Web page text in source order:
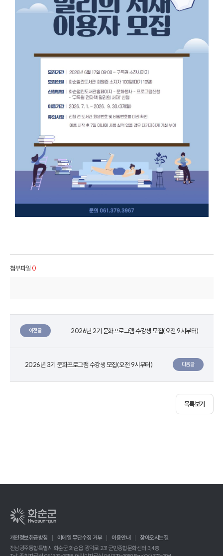
첨부파일 0
이전글 2026년 2기 문화프로그램 수강생 모집(오전 9시부터)
다음글
2026년 3기 문화프로그램 수강생 모집(오전 9시부터)
목록보기
개인정보취급방침 이메일 무단수집 거부 이용안내
찾아오시는길
전남광주통합특별시 화순군 화순읍 광덕로 231 군민종합문화센터 3,4층